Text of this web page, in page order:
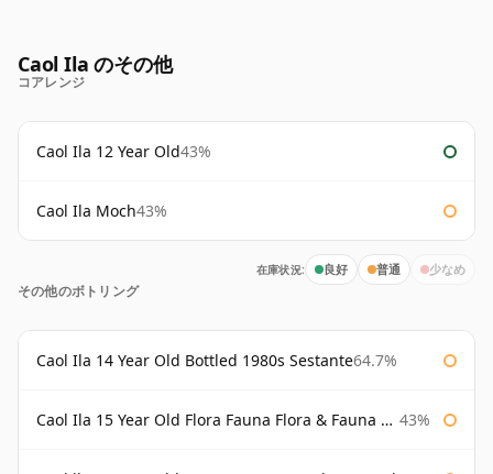
Caol Ila のその他
コアレンジ
Caol Ila 12 Year Old43%
Caol Ila Moch43%
在庫状況: 良好 普通 少なめ
その他のボトリング
Caol Ila 14 Year Old Bottled 1980s Sestante64.7%
Caol Ila 15 Year Old Flora Fauna Flora & Fauna Flora 43%